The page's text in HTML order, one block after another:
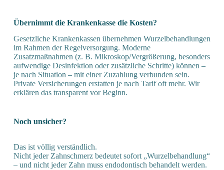
Übernimmt die Kranken­kasse die Kosten?
Gesetzliche Krankenkassen übernehmen Wurzelbehandlungen
im Rahmen der Regelversorgung. Moderne
Zusatzmaßnahmen (z. B. Mikroskop/Vergrößerung, besonders
aufwendige Desinfektion oder zusätzliche Schritte) können –
je nach Situation – mit einer Zuzahlung verbunden sein.
Private Versicherungen erstatten je nach Tarif oft mehr. Wir
erklären das transparent vor Beginn.
Noch unsicher?
Das ist völlig verständlich.
Nicht jeder Zahnschmerz bedeutet sofort „Wurzelbehandlung“
– und nicht jeder Zahn muss endodontisch behandelt werden.